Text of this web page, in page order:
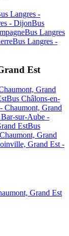
Langres -
- DijonBus
Bus Langres
Bus Langres -
Est
Grand
Bus Châlons-en-
Chaumont, Grand
sur-Aube -
EstBus
Grand
Grand Est -
Grand Est